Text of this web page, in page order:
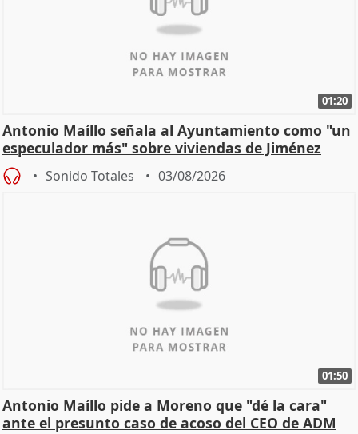
01:20
Antonio Maíllo señala al Ayuntamiento como "un
especulador más" sobre viviendas de Jiménez
Becerril
Sonido Totales 03/08/2026
01:50
Antonio Maíllo pide a Moreno que "dé la cara"
ante el presunto caso de acoso del CEO de ADM